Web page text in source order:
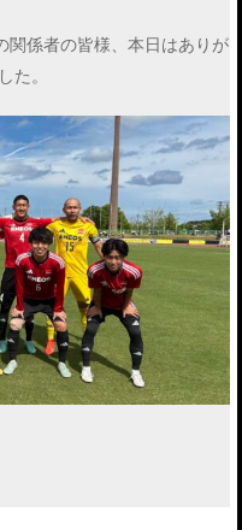
関係者の皆様、本日はありが
た。